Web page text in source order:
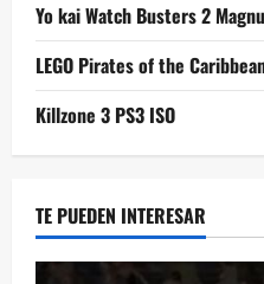
Yo kai Watch Busters 2
LEGO Pirates of the
Killzone 3 PS3 ISO
TE PUEDEN INTERESAR